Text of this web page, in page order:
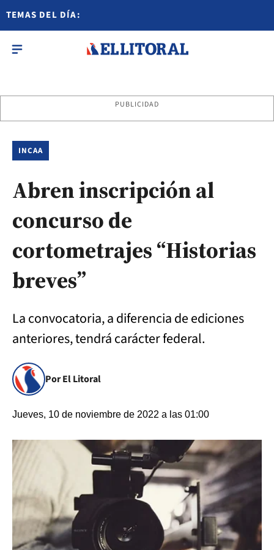
TEMAS DEL DÍA:
PUBLICIDAD
INCAA
Abren inscripción al
concurso de
cortometrajes “Historias
breves”
La convocatoria, a diferencia de ediciones
anteriores, tendrá carácter federal.
Por El Litoral
Jueves, 10 de noviembre de 2022 a las 01:00